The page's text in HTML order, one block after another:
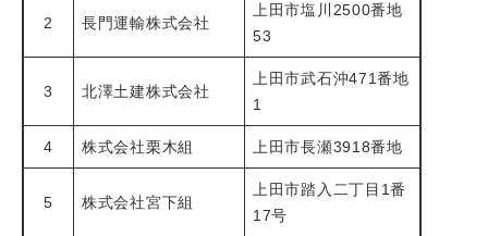
2 長門運輸株式会社
上田市塩川2500番地
53
3 北澤土建株式会社
上田市武石沖471番地
1
4 株式会社栗木組 上田市長瀬3918番地
5 株式会社宮下組
上田市踏入二丁目1番
17号